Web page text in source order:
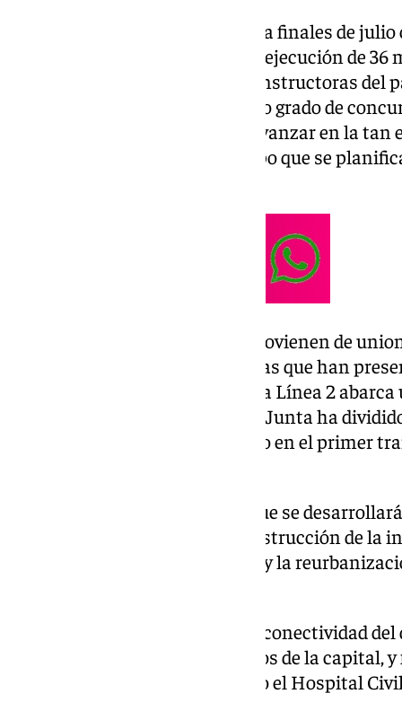
La licitación, que fue publicada a finales de
millones de euros y un plazo de ejecución de
interés entre las principales constructoras del
Rocío Díaz, destacó que este alto grado de
compromiso de la Junta para avanzar en la
nuevo hospital, al mismo tiempo que se
De las 15 ofertas recibidas, 12 provienen de
(UTE) y tres son de constructoras que han
individual. La prolongación de la Línea 2
contará con tres estaciones. La Junta ha
y desde enero se está trabajando en el primer
Las obras del segundo tramo, que se
Eugenio Gross, incluirán la construcción de la
estaciones, el montaje de la vía y la
Este proyecto busca mejorar la conectividad
de los más densamente poblados de la
equipamientos sanitarios como el Hospital